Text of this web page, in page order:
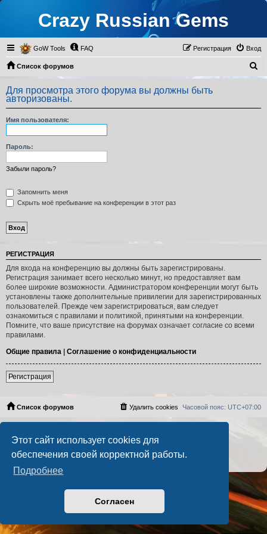
Этот сайт использует cookies для
обеспечения своей корректной работы.
Подробнее
Согласен
Crazy Russian Gems
GoW Tools FAQ Вход
Регистрация
Список форумов
о
с
Для просмотра этого форума вы должны быть
авторизованы.
Имя пользователя:
Пароль:
Забыли пароль?
Запомнить меня
Скрыть моё пребывание на конференции в этот раз
РЕГИСТРАЦИЯ
Для входа на конференцию вы должны быть зарегистрированы.
Регистрация занимает всего несколько минут, но предоставляет вам
более широкие возможности. Администратором конференции могут быть
установлены также дополнительные привилегии для зарегистрированных
пользователей. Прежде чем зарегистрироваться, вам следует
ознакомиться с правилами и политикой, принятыми на конференции.
Помните, что ваше присутствие на форумах означает согласие со всеми
правилами.
Общие правила | Соглашение о конфиденциальности
Регистрация
Список форумов Часовой пояс: UTC+07:00
Удалить cookies
Русская поддержка phpBB
PS4 Pro style ©Jester
Конфиденциальность
|